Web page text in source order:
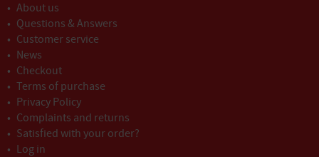
About us
Questions & Answers
Customer service
News
Checkout
Terms of purchase
Privacy Policy
Complaints and returns
Satisfied with your order?
Log in